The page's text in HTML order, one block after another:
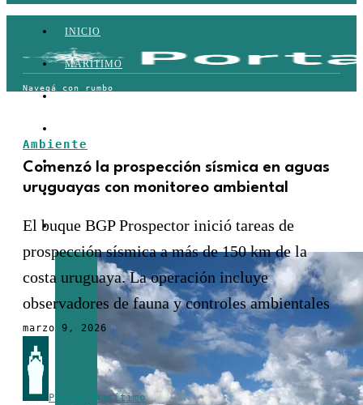
INICIO
MARÍTIMO
FERROVIARIO
LOGÍSTICA
COMERCIO EXTERIOR
Ambiente
Comenzó la prospección sísmica en aguas
uruguayas con monitoreo ambiental
El buque BGP Prospector inició tareas de
prospección sísmica a más de 150 km de la
costa uruguaya. La operación incluye
observadores de fauna y controles ambientales
marzo 9, 2026
Portal Marítimo